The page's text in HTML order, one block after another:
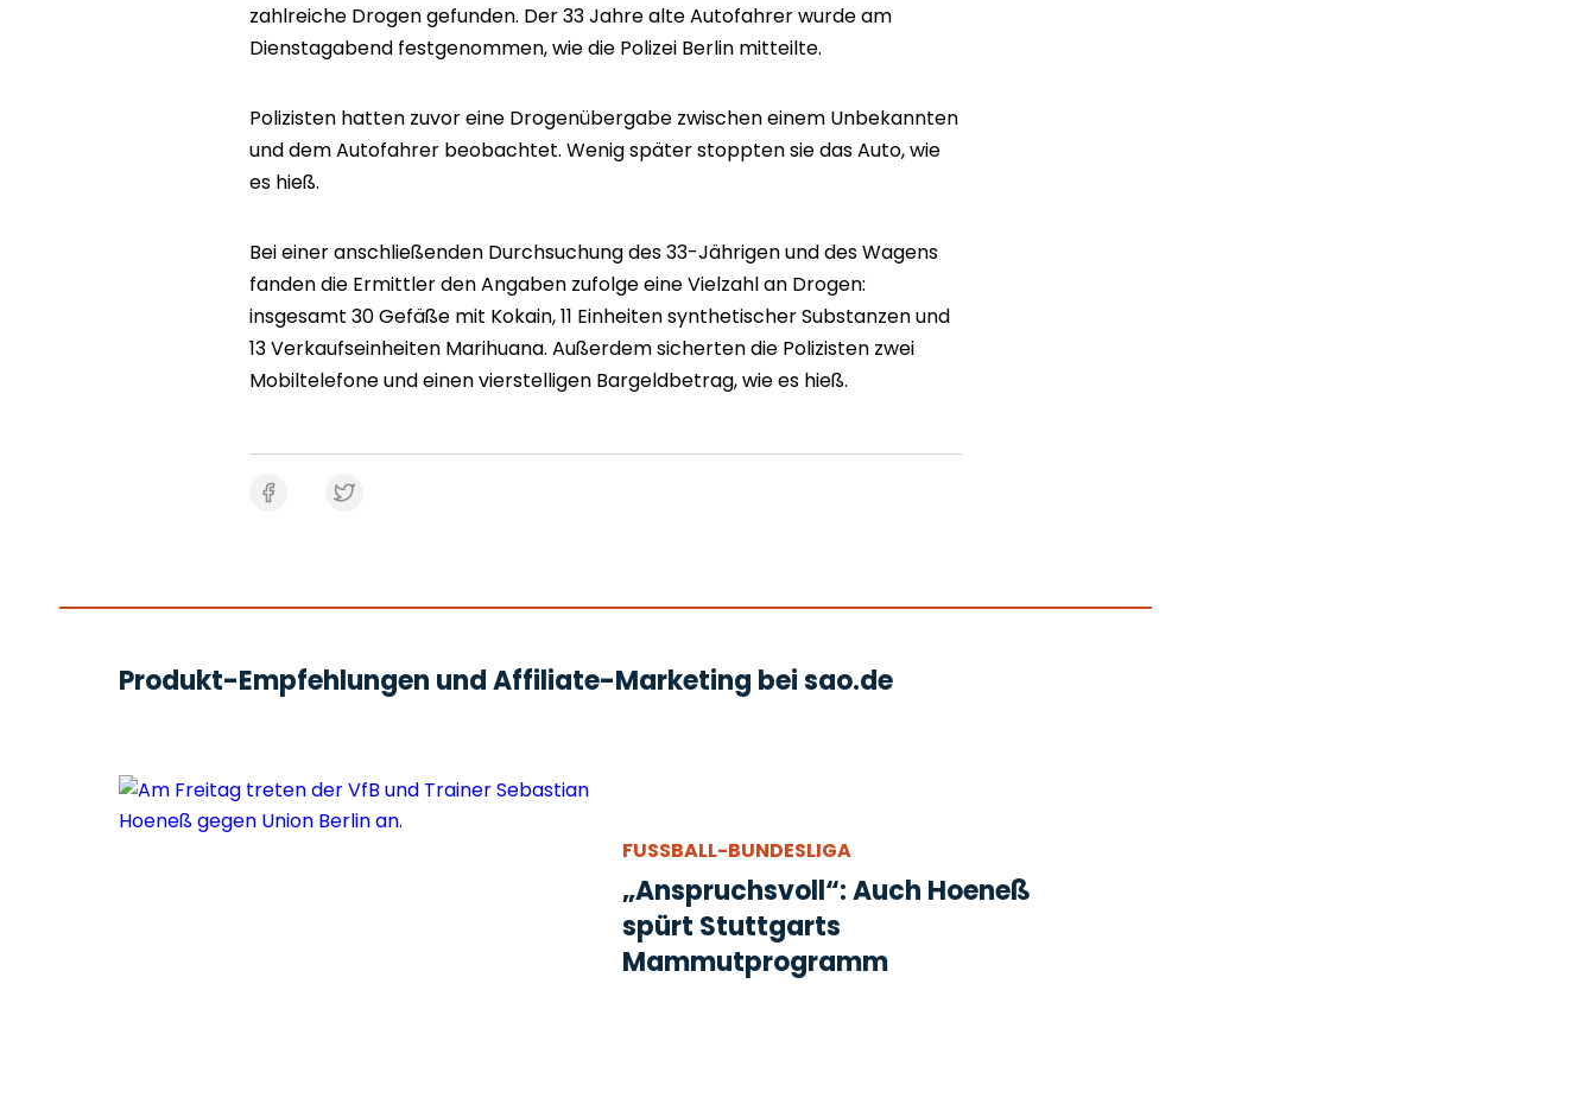
zahlreiche Drogen gefunden. Der 33 Jahre alte Autofahrer wurde am
Dienstagabend festgenommen, wie die Polizei Berlin mitteilte.
Polizisten hatten zuvor eine Drogenübergabe zwischen einem Unbekannten
und dem Autofahrer beobachtet. Wenig später stoppten sie das Auto, wie
es hieß.
Bei einer anschließenden Durchsuchung des 33-Jährigen und des Wagens
fanden die Ermittler den Angaben zufolge eine Vielzahl an Drogen:
insgesamt 30 Gefäße mit Kokain, 11 Einheiten synthetischer Substanzen und
13 Verkaufseinheiten Marihuana. Außerdem sicherten die Polizisten zwei
Mobiltelefone und einen vierstelligen Bargeldbetrag, wie es hieß.
Produkt-Empfehlungen und Affiliate-Marketing bei sao.de
FUSSBALL-BUNDESLIGA
„Anspruchsvoll“: Auch Hoeneß
spürt Stuttgarts
Mammutprogramm